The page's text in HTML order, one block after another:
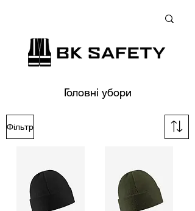
Головні убори
Фільтр